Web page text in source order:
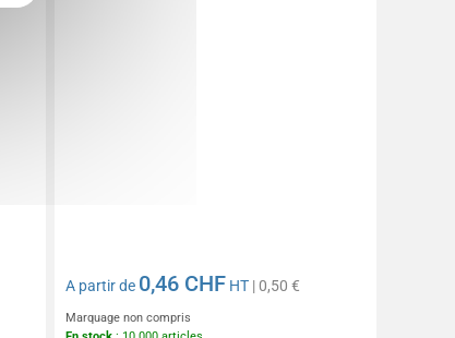
A partir de 0,46 CHF HT | 0,50 €
Marquage non compris